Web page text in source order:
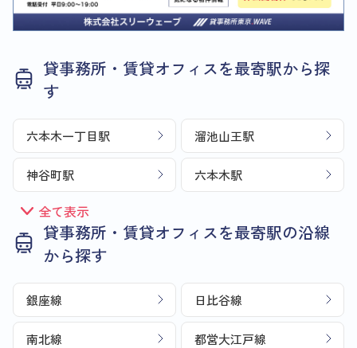
貸事務所・賃貸オフィスを最寄駅から探
す
六本木一丁目駅 溜池山王駅
神谷町駅 六本木駅
全て表示
貸事務所・賃貸オフィスを最寄駅の沿線
から探す
銀座線 日比谷線
南北線 都営大江戸線